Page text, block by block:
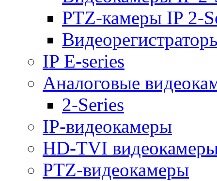
PTZ-камеры IP 2-
IP E-series
Аналоговые
2-Series
IP-видеокамеры
HD-TVI
PTZ-видеокамеры